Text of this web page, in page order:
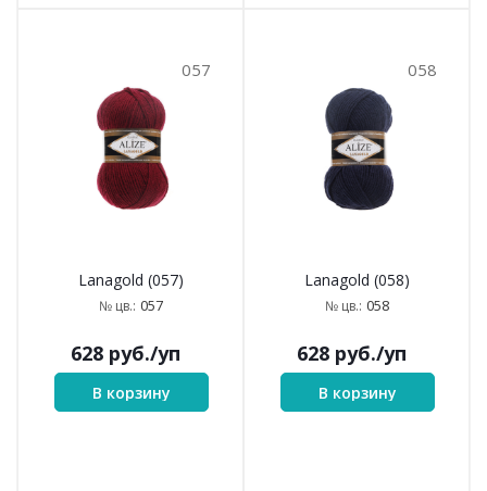
057
Lanagold (057)
№ цв.: 057
628 руб./уп
В корзину
058
Lanagold (058)
№ цв.: 058
628 руб./уп
В корзину